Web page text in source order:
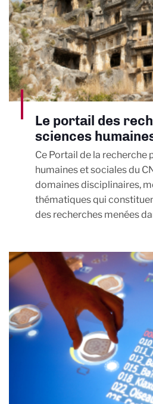
Le portail des
sciences
Ce Portail de la recherche
humaines et sociales du
domaines disciplinaires,
thématiques qui
des recherches menées